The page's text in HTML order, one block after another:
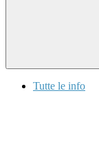
Tutte le info